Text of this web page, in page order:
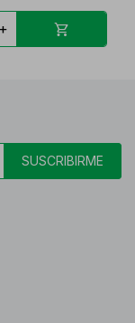
+
SUSCRIBIRME